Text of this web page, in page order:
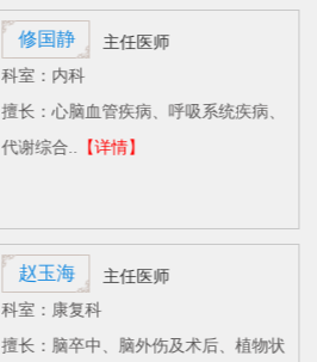
修国静
主任医师
科室：内科
擅长：心脑血管疾病、呼吸系统疾病、
代谢综合..【详情】
赵玉海
主任医师
科室：康复科
擅长：脑卒中、脑外伤及术后、植物状